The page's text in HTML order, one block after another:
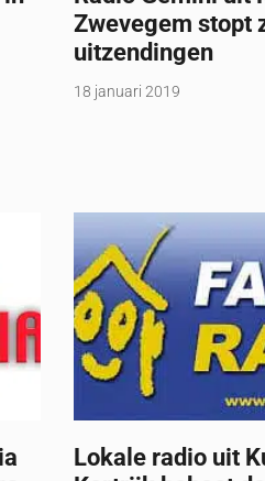
Zwevegem stopt
uitzendingen
18 januari 2019
Lokale radio uit